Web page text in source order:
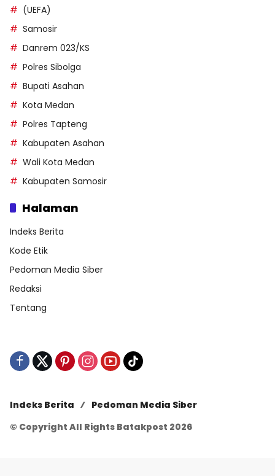
(UEFA)
Samosir
Danrem 023/KS
Polres Sibolga
Bupati Asahan
Kota Medan
Polres Tapteng
Kabupaten Asahan
Wali Kota Medan
Kabupaten Samosir
Halaman
Indeks Berita
Kode Etik
Pedoman Media Siber
Redaksi
Tentang
Indeks Berita
Pedoman Media Siber
© Copyright All Rights Batakpost 2026